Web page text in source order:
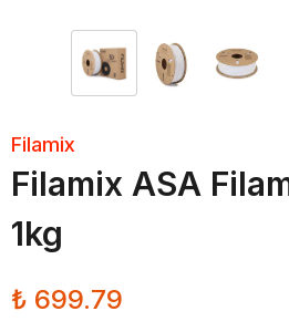
Filamix
Filamix ASA
1kg
₺ 699.79